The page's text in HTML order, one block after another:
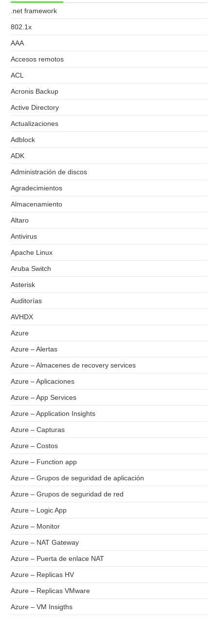
.net framework
802.1x
AAA
Accesos remotos
ACL
Acronis Backup
Active Directory
Actualizaciones
Adblock
ADK
Administración de discos
Agradecimientos
Almacenamiento
Altaro
Antivirus
Apache Linux
Aruba Switch
Asterisk
Auditorías
AVHDX
Azure
Azure – Alertas
Azure – Almacenes de recovery services
Azure – Aplicaciones
Azure – App Services
Azure – Application Insights
Azure – Capturas
Azure – Costos
Azure – Function app
Azure – Grupos de seguridad de aplicación
Azure – Grupos de seguridad de red
Azure – Logic App
Azure – Monitor
Azure – NAT Gateway
Azure – Puerta de enlace NAT
Azure – Replicas HV
Azure – Replicas VMware
Azure – VM Insigths